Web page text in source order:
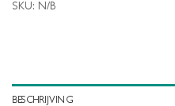
SKU: N/B
BESCHRIJVING